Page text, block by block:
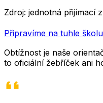
Zdroj: jednotná přijímací
Připravíme na tuhle
Obtížnost je naše
to oficiální žebříček ani